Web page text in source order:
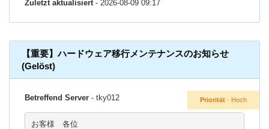
Zuletzt aktualisiert- 2026-08-09 09:17
【重要】ハードウェア移行メンテナンスのお知らせ
(Gelöst)
Priorität - Hoch
Betreffend Server - tky012
お客様　各位